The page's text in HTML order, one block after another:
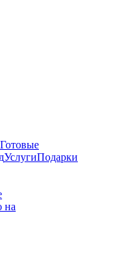
Готовые
УслугиПодарки
на